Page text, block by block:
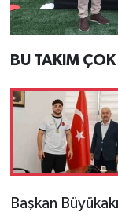
BU TAKIM
Başkan